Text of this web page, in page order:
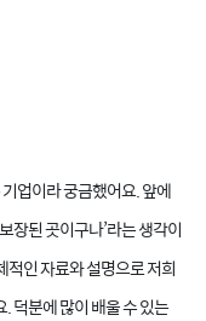
업이라 궁금했어요. 앞에
장된 곳이구나’라는 생각이
인 자료와 설명으로 저희
덕분에 많이 배울 수 있는